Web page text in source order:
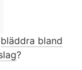
bläddra bland
?